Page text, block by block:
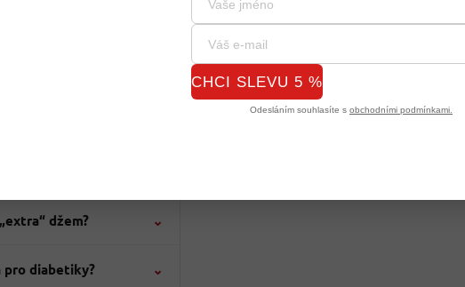
džemy, medy a čokokrémy – německé i italské zboží
džemem?
džem? ⌄
pro diabetiky? ⌄
CHCI SLEVU 5 %
Odesláním souhlasíte s obchodními podmínkami.